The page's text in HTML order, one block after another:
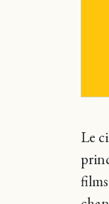
Le